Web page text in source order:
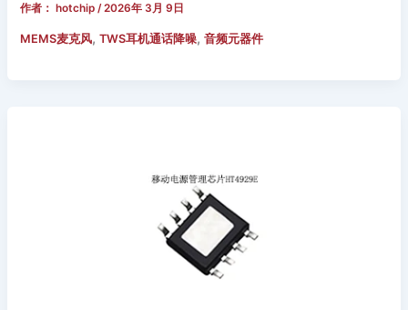
作者： hotchip/2026年 3月 9日
MEMS麦克风,TWS耳机通话降噪,音频元器件